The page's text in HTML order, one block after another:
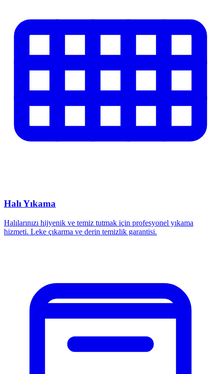
Halı Yıkama
Halılarınızı hijyenik ve temiz tutmak için profesyonel yıkama
hizmeti. Leke çıkarma ve derin temizlik garantisi.